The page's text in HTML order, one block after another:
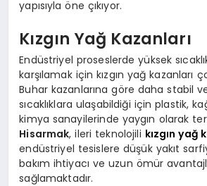
yapısıyla öne çıkıyor.
Kızgın Yağ Kazanları
Endüstriyel proseslerde yüksek
karşılamak için kızgın yağ kazanları
Buhar kazanlarına göre daha stabil
sıcaklıklara ulaşabildiği için plastik,
kimya sanayilerinde yaygın olarak
Hisarmak, ileri teknolojili kızgın yağ
endüstriyel tesislere düşük yakıt
bakım ihtiyacı ve uzun ömür
sağlamaktadır.